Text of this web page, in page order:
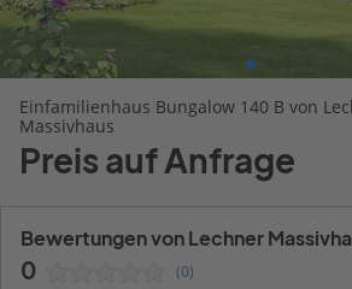
Einfamilienhaus Bungalow 140 B von
Massivhaus
Preis auf Anfrage
Bewertungen von Lechner
0 (0)